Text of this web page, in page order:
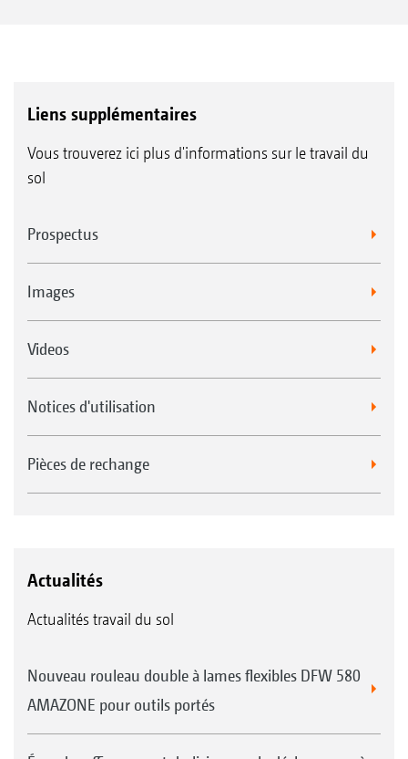
Liens supplémentaires
Vous trouverez ici plus d'informations sur le travail du
sol
Prospectus
Images
Videos
Notices d'utilisation
Pièces de rechange
Actualités
Actualités travail du sol
Nouveau rouleau double à lames flexibles DFW 580
AMAZONE pour outils portés